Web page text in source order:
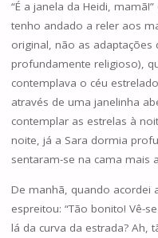
“É a janela da Heidi,
tenho andado a reler aos
original, não as
profundamente religioso),
contemplava o céu
através de uma janelinha
contemplar as estrelas à
noite, já a Sara dormia
sentaram-se na cama mais
De manhã, quando acordei
espreitou: “Tão bonito! Vê-
lá da curva da estrada? Ah,